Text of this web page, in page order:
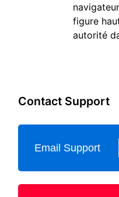
figure
autorité
Contact Support
Email Support